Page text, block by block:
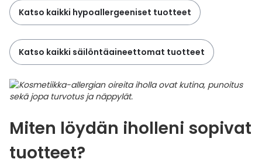
Katso kaikki hypoallergeeniset tuotteet
Katso kaikki säilöntäaineettomat tuotteet
Miten löydän iholleni sopivat
tuotteet?